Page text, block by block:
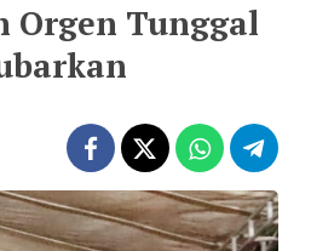
Orgen Tunggal